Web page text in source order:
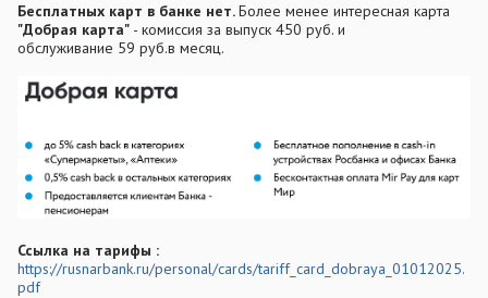
Бесплатных карт в банке нет.Более менее интересная карта
"Добрая карта" - комиссия за выпуск 450 руб. и
обслуживание 59 руб.в месяц.
Ссылка на тарифы :
https://rusnarbank.ru/personal/cards/tariff_card_dobraya_01012025.
pdf